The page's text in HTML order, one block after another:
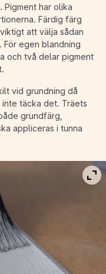
Pigment har olika
Färdig färg
att välja sådan
egen blandning
och två delar pigment
vid grundning då
täcka det. Träets
grundfärg,
appliceras i tunna